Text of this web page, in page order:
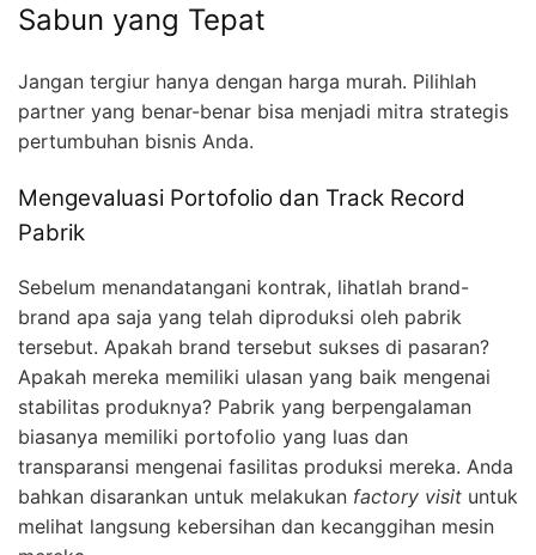
Sabun yang Tepat
Jangan tergiur hanya dengan harga murah. Pilihlah
partner yang benar-benar bisa menjadi mitra strategis
pertumbuhan bisnis Anda.
Mengevaluasi Portofolio dan Track Record
Pabrik
Sebelum menandatangani kontrak, lihatlah brand-
brand apa saja yang telah diproduksi oleh pabrik
tersebut. Apakah brand tersebut sukses di pasaran?
Apakah mereka memiliki ulasan yang baik mengenai
stabilitas produknya? Pabrik yang berpengalaman
biasanya memiliki portofolio yang luas dan
transparansi mengenai fasilitas produksi mereka. Anda
bahkan disarankan untuk melakukan factory visit untuk
melihat langsung kebersihan dan kecanggihan mesin